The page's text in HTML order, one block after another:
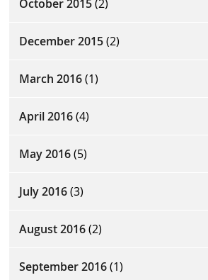
October 2015(2)
December 2015(2)
March 2016(1)
April 2016(4)
May 2016(5)
July 2016(3)
August 2016(2)
September 2016(1)